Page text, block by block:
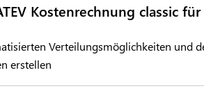
Kostenrechnung classic
Verteilungsmöglichkeiten und
erstellen